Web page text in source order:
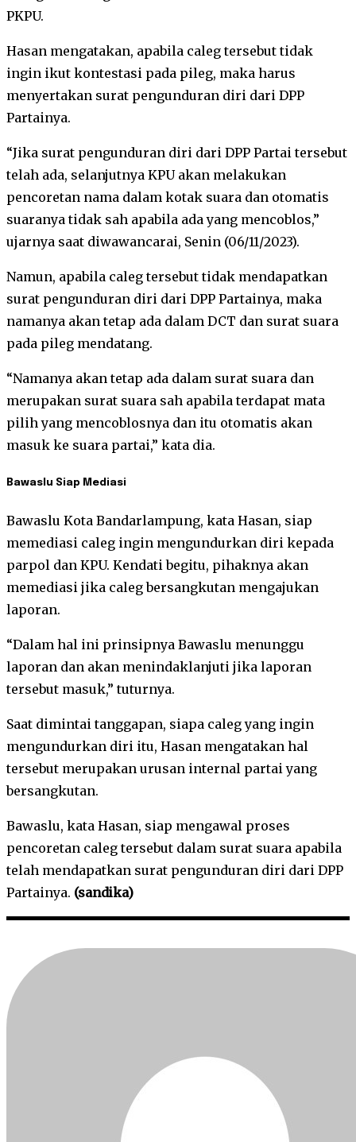
PKPU.
Hasan mengatakan, apabila caleg tersebut tidak
ingin ikut kontestasi pada pileg, maka harus
menyertakan surat pengunduran diri dari DPP
Partainya.
“Jika surat pengunduran diri dari DPP Partai tersebut
telah ada, selanjutnya KPU akan melakukan
pencoretan nama dalam kotak suara dan otomatis
suaranya tidak sah apabila ada yang mencoblos,”
ujarnya saat diwawancarai, Senin (06/11/2023).
Namun, apabila caleg tersebut tidak mendapatkan
surat pengunduran diri dari DPP Partainya, maka
namanya akan tetap ada dalam DCT dan surat suara
pada pileg mendatang.
“Namanya akan tetap ada dalam surat suara dan
merupakan surat suara sah apabila terdapat mata
pilih yang mencoblosnya dan itu otomatis akan
masuk ke suara partai,” kata dia.
Bawaslu Siap Mediasi
Bawaslu Kota Bandarlampung, kata Hasan, siap
memediasi caleg ingin mengundurkan diri kepada
parpol dan KPU. Kendati begitu, pihaknya akan
memediasi jika caleg bersangkutan mengajukan
laporan.
“Dalam hal ini prinsipnya Bawaslu menunggu
laporan dan akan menindaklanjuti jika laporan
tersebut masuk,” tuturnya.
Saat dimintai tanggapan, siapa caleg yang ingin
mengundurkan diri itu, Hasan mengatakan hal
tersebut merupakan urusan internal partai yang
bersangkutan.
Bawaslu, kata Hasan, siap mengawal proses
pencoretan caleg tersebut dalam surat suara apabila
telah mendapatkan surat pengunduran diri dari DPP
Partainya. (sandika)